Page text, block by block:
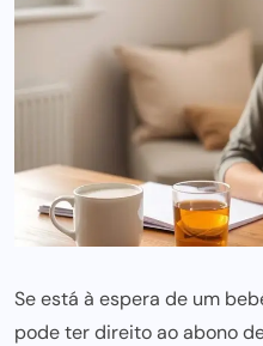
Se está à espera de um
pode ter direito ao abono